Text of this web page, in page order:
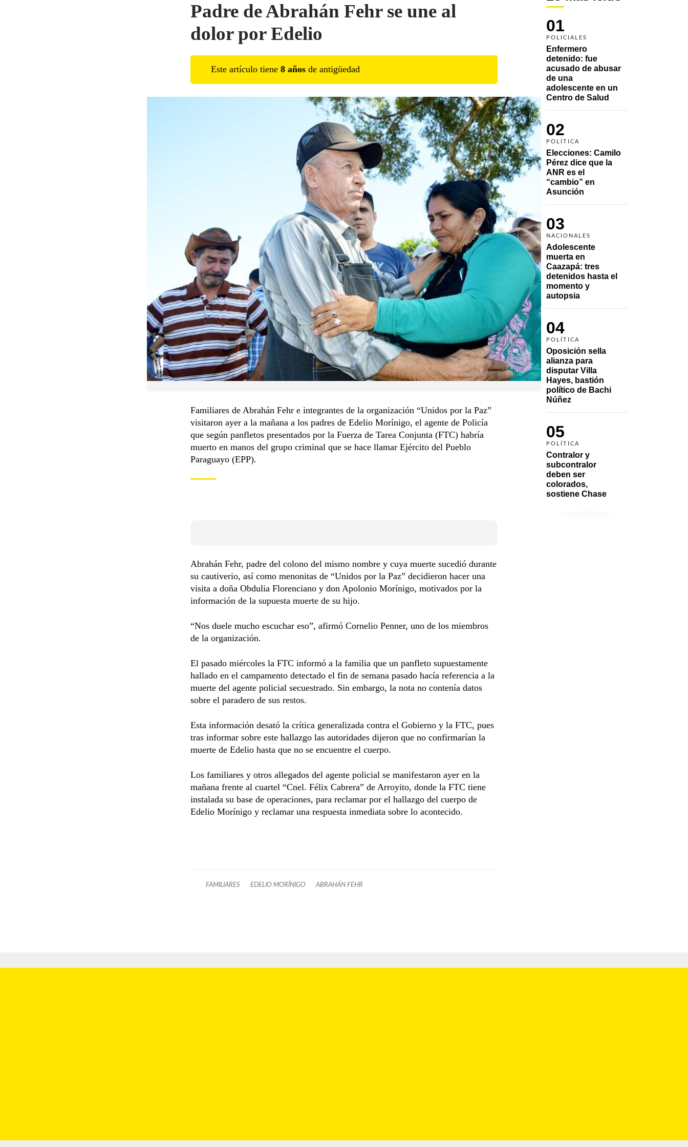
01
POLICIALES
Enfermero
detenido: fue
acusado de abusar
de una
adolescente en un
Centro de Salud
02
POLÍTICA
Elecciones: Camilo
Pérez dice que la
ANR es el
“cambio” en
Asunción
03
NACIONALES
Adolescente
muerta en
Caazapá: tres
detenidos hasta el
momento y
autopsia
04
POLÍTICA
Oposición sella
alianza para
disputar Villa
Hayes, bastión
político de Bachi
Núñez
05
POLÍTICA
Contralor y
subcontralor
deben ser
colorados,
sostiene Chase
Padre de Abrahán Fehr se une al
dolor por Edelio
Este artículo tiene 8 años de antigüedad
Familiares de Abrahán Fehr e integrantes de la organización “Unidos por la Paz”
visitaron ayer a la mañana a los padres de Edelio Morínigo, el agente de Policía
que según panfletos presentados por la Fuerza de Tarea Conjunta (FTC) habría
muerto en manos del grupo criminal que se hace llamar Ejército del Pueblo
Paraguayo (EPP).
Abrahán Fehr, padre del colono del mismo nombre y cuya muerte sucedió durante
su cautiverio, así como menonitas de “Unidos por la Paz” decidieron hacer una
visita a doña Obdulia Florenciano y don Apolonio Morínigo, motivados por la
información de la supuesta muerte de su hijo.
“Nos duele mucho escuchar eso”, afirmó Cornelio Penner, uno de los miembros
de la organización.
El pasado miércoles la FTC informó a la familia que un panfleto supuestamente
hallado en el campamento detectado el fin de semana pasado hacía referencia a la
muerte del agente policial secuestrado. Sin embargo, la nota no contenía datos
sobre el paradero de sus restos.
Esta información desató la crítica generalizada contra el Gobierno y la FTC, pues
tras informar sobre este hallazgo las autoridades dijeron que no confirmarían la
muerte de Edelio hasta que no se encuentre el cuerpo.
Los familiares y otros allegados del agente policial se manifestaron ayer en la
mañana frente al cuartel “Cnel. Félix Cabrera” de Arroyito, donde la FTC tiene
instalada su base de operaciones, para reclamar por el hallazgo del cuerpo de
Edelio Morínigo y reclamar una respuesta inmediata sobre lo acontecido.
FAMILIARES EDELIO MORÍNIGO ABRAHÁN FEHR